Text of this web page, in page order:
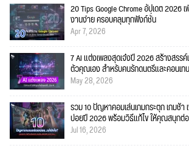
20 Tips Google Chrome อัปเดต 2026
งานง่าย ครอบคลุมทุกฟังก์ชั่น
Apr 7, 2026
7 AI แต่งเพลงสุดเจ๋งปี 2026 สร้างสรร
ตัวคุณเอง สำหรับคนรักดนตรีและคอนเท
May 28, 2026
รวม 10 ปัญหาคอมเล่นเกมกระตุก เกมช้า
บ่อยปี 2026 พร้อมวิธีแก้ไข ให้คุณสนุกต่
Jul 16, 2026